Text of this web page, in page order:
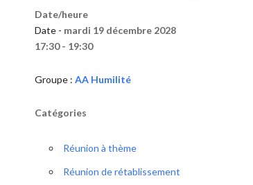
Date/heure
Date - mardi 19 décembre 2028
17:30 - 19:30
Groupe : AA Humilité
Catégories
Réunion à thème
Réunion de rétablissement